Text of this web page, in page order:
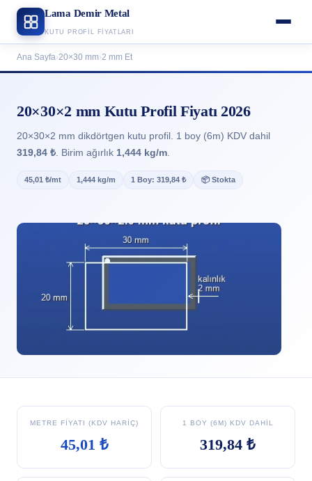
Lama Demir Metal
KUTU PROFIL FIYATLARI
Ana Sayfa›20×30 mm›2 mm Et
20×30×2 mm Kutu Profil Fiyatı 2026
20×30×2 mm dikdörtgen kutu profil. 1 boy (6m) KDV dahil
319,84 ₺ . Birim ağırlık 1,444 kg/m
45,01 ₺/mt 1,444 kg/m 1 Boy: 319,84 ₺ 📦 Stokta
METRE FIYATI (KDV HARIÇ)
45,01 ₺
1 BOY (6M) KDV DAHIL
319,84 ₺